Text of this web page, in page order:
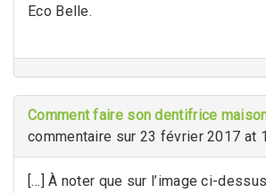
Eco Belle.
Comment faire son dentifrice
commentaire sur 23 février 2017 at
[…] À noter que sur l’image ci-